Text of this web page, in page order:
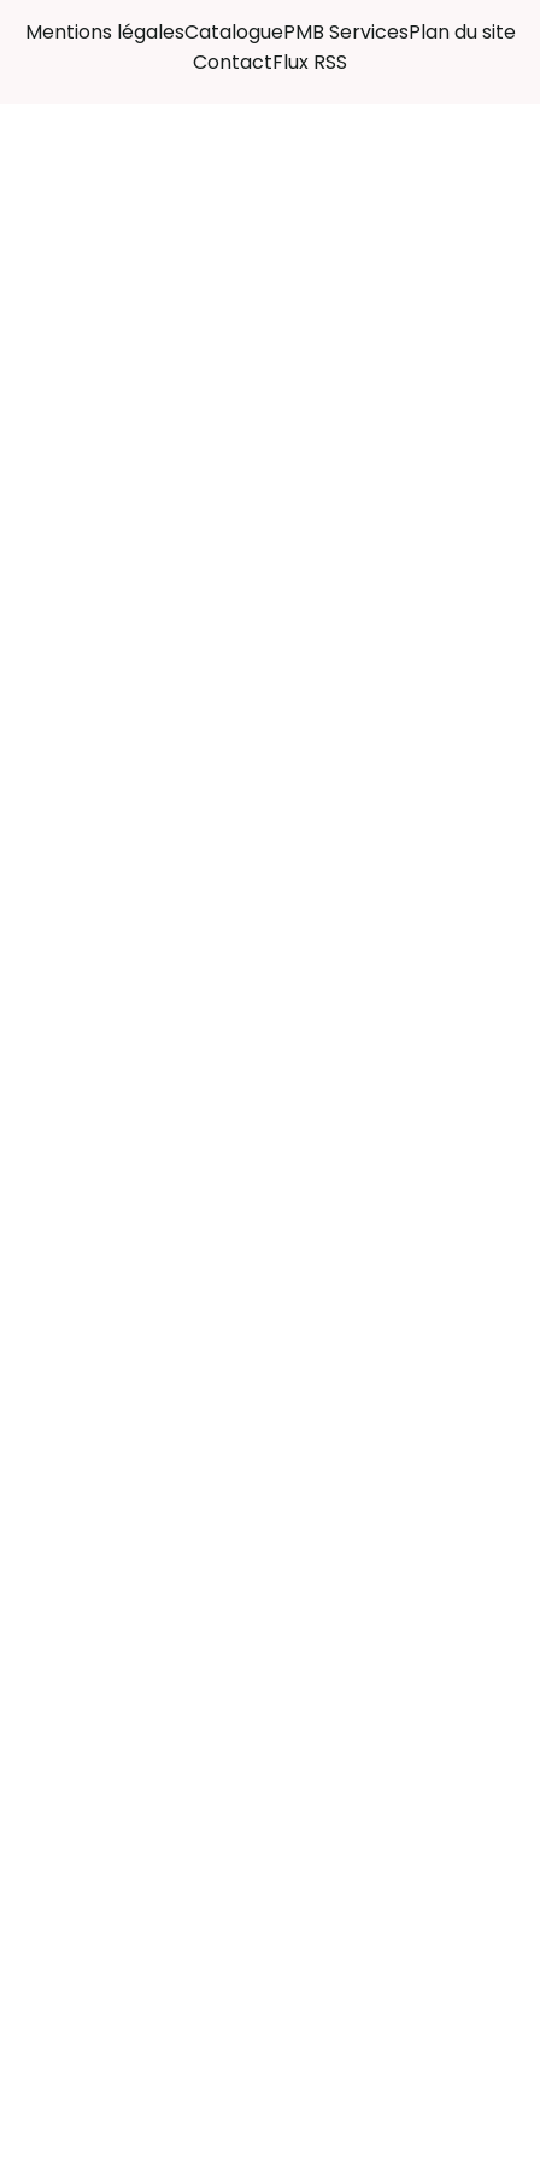
Mentions légalesCataloguePMB ServicesPlan du site
ContactFlux RSS